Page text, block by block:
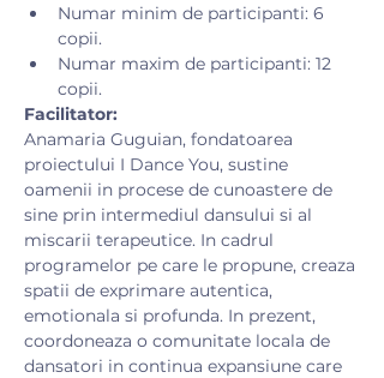
Numar minim de participanti: 6
copii.
Numar maxim de participanti: 12
copii.
Facilitator:
Anamaria Guguian, fondatoarea
proiectului I Dance You, sustine
oamenii in procese de cunoastere de
sine prin intermediul dansului si al
miscarii terapeutice. In cadrul
programelor pe care le propune, creaza
spatii de exprimare autentica,
emotionala si profunda. In prezent,
coordoneaza o comunitate locala de
dansatori in continua expansiune care